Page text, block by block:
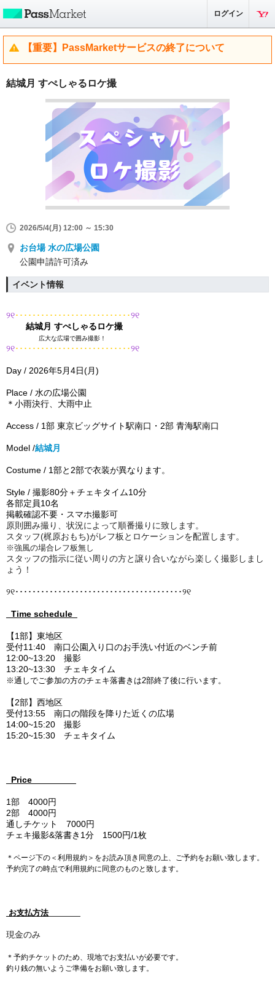
ログイン
【重要】PassMarketサービスの終了について
結城月 すぺしゃるロケ撮
2026/5/4(月) 12:00 ～ 15:30
お台場 水の広場公園
公園申請許可済み
イベント情報
୨୧･･････ ･ ･ ･ ･ ･ ･ ･ ･･ ･ ･ ･ ･･ ･ ･ ･ ･･ ･･୨୧
結城月 すぺしゃるロケ撮
広大な広場で囲み撮影！
୨୧･･･ ･･･ ･･ ･ ･ ･ ･ ･ ･ ･･ ･ ･ ･ ･ ･ ･･ ･ ･･･୨୧
Day︎ / 2026年5月4日(月)
Place / 水の広場公園
＊小雨決行、大雨中止
Access / 1部 東京ビッグサイト駅南口・2部 青海駅南口
Model︎ /結城月
Costume︎ / 1部と2部で衣装が異なります。
Style︎ / 撮影80分＋チェキタイム10分
各部定員10名
掲載確認不要・スマホ撮影可
原則囲み撮り、状況によって順番撮りに致します。
スタッフ(梶原おもち)がレフ板とロケーションを配置します。
※強風の場合レフ板無し
スタッフの指示に従い周りの方と譲り合いながら楽しく撮影しまし
ょう！
୨୧･････････････････ ････ ･････ ･･･ ･･ ････ ････୨୧
Time schedule
【1部】東地区
受付11:40 南口公園入り口のお手洗い付近のベンチ前
12:00~13:20 撮影
13:20~13:30 チェキタイム
※通しでご参加の方のチェキ落書きは2部終了後に行います。
【2部】西地区
受付13:55 南口の階段を降りた近くの広場
14:00~15:20 撮影
15:20~15:30 チェキタイム
Price
1部 4000円
2部 4000円
通しチケット 7000円
チェキ撮影&落書き1分 1500円/1枚
＊ページ下の＜利用規約＞をお読み頂き同意の上、ご予約をお願い致します。
予約完了の時点で利用規約に同意のものと致します。
お支払方法
現金のみ
＊ 予約チケット のため、現地でお支払いが必要です。
釣り銭の無いようご準備をお願い致します。